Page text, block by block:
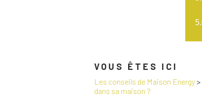
VOUS ÊTES ICI
Les conseils de Maison Energy>
dans sa maison ?